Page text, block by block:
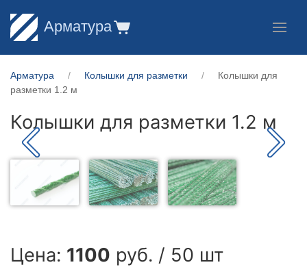
Арматура
Арматура Колышки для разметки
Колышки для
разметки 1.2 м
Колышки для разметки 1.2 м
Цена: 1100 руб. / 50 шт